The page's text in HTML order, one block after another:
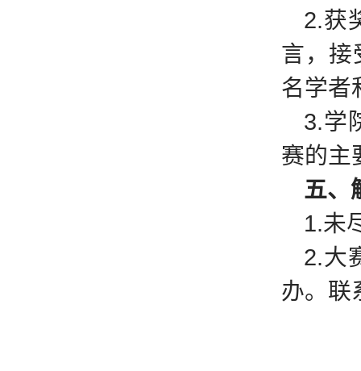
2.获
言，接
名学者
3.学
赛的主
五、
1.未
2.大
办。联